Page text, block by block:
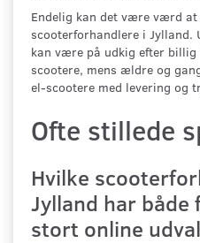
Endelig kan det være værd
scooterforhandlere i Jylland.
kan være på udkig efter
scootere, mens ældre og
el-scootere med levering og
Ofte stillede
Hvilke
Jylland har både
stort online